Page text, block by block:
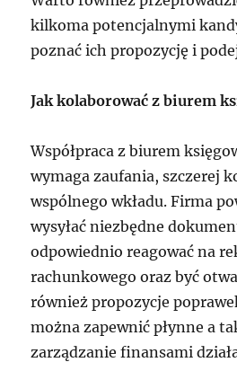
kilkoma potencjalnymi
poznać ich propozycję i
Jak kolaborować z biurem
Współpraca z biurem
wymaga zaufania, szczerej
wspólnego wkładu. Firma
wysyłać niezbędne
odpowiednio reagować na
rachunkowego oraz być
również propozycje
można zapewnić płynne a
zarządzanie finansami